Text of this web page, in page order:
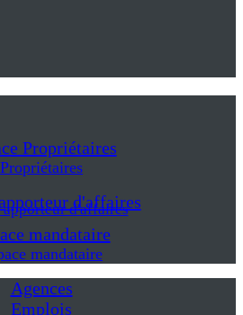
Propriétaires
Propriétaires
d'affaires
apporteur d'affaires
mandataire
mandataire
Agences
Emplois